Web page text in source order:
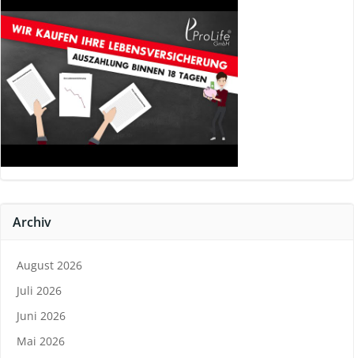
Archiv
August 2026
Juli 2026
Juni 2026
Mai 2026